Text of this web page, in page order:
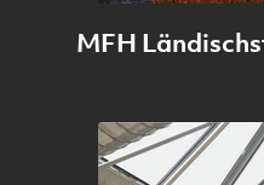
MFH